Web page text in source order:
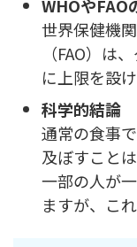
WHOやFAO
世界保健機
（FAO）は
に上限を設
科学的結論
通常の食事
及ぼすこと
一部の人が
ますが、こ